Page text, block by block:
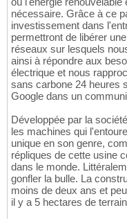
nécessaire. Grâce à ce
investissement dans
permettront de libérer
réseaux sur lesquels
ainsi à répondre aux
électrique et nous
sans carbone 24 heures
Google dans un
Développée par la
les machines qui
unique en son genre,
répliques de cette usine
dans le monde.
gonfler la bulle. La
moins de deux ans et
il y a 5 hectares de